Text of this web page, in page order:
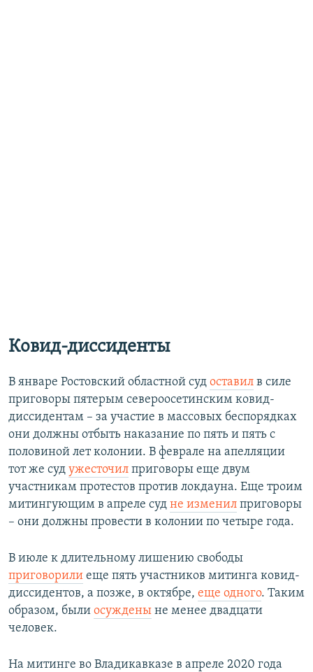
Ковид-диссиденты
В январе Ростовский областной суд оставил в силе
приговоры пятерым североосетинским ковид-
диссидентам – за участие в массовых беспорядках
они должны отбыть наказание по пять и пять с
половиной лет колонии. В феврале на апелляции
тот же суд ужесточил приговоры еще двум
участникам протестов против локдауна. Еще троим
митингующим в апреле суд не изменил приговоры
– они должны провести в колонии по четыре года.
В июле к длительному лишению свободы
приговорили еще пять участников митинга ковид-
диссидентов, а позже, в октябре, еще одного. Таким
образом, были осуждены не менее двадцати
человек.
На митинге во Владикавказе в апреле 2020 года